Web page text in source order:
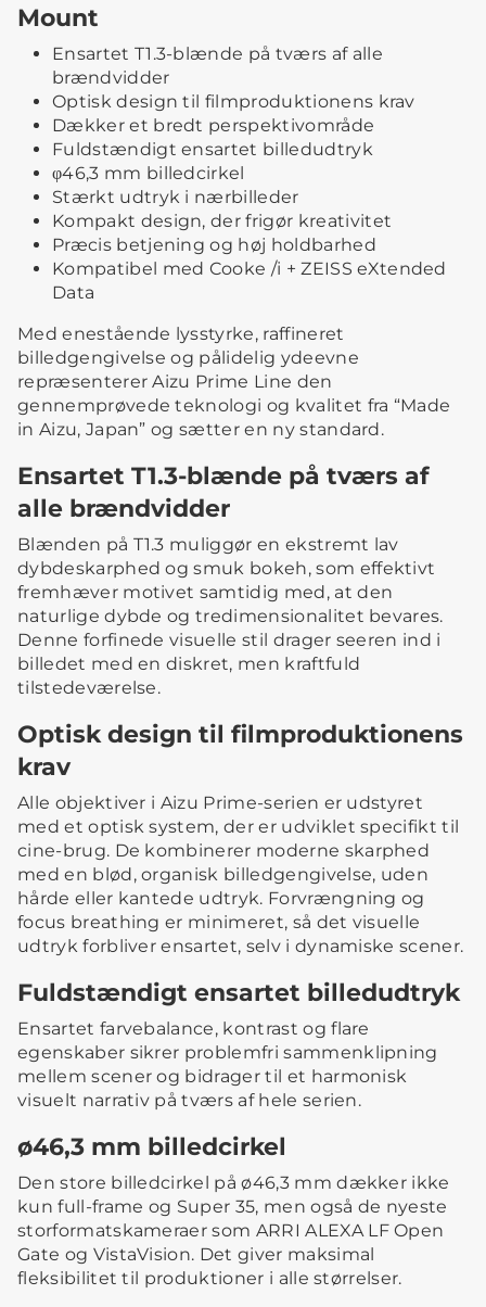
Mount
Ensartet T1.3-blænde på tværs af alle
brændvidder
Optisk design til filmproduktionens krav
Dækker et bredt perspektivområde
Fuldstændigt ensartet billedudtryk
φ46,3 mm billedcirkel
Stærkt udtryk i nærbilleder
Kompakt design, der frigør kreativitet
Præcis betjening og høj holdbarhed
Kompatibel med Cooke /i + ZEISS eXtended
Data
Med enestående lysstyrke, raffineret
billedgengivelse og pålidelig ydeevne
repræsenterer Aizu Prime Line den
gennemprøvede teknologi og kvalitet fra “Made
in Aizu, Japan” og sætter en ny standard.
Ensartet T1.3-blænde på tværs af
alle brændvidder
Blænden på T1.3 muliggør en ekstremt lav
dybdeskarphed og smuk bokeh, som effektivt
fremhæver motivet samtidig med, at den
naturlige dybde og tredimensionalitet bevares.
Denne forfinede visuelle stil drager seeren ind i
billedet med en diskret, men kraftfuld
tilstedeværelse.
Optisk design til filmproduktionens
krav
Alle objektiver i Aizu Prime-serien er udstyret
med et optisk system, der er udviklet specifikt til
cine-brug. De kombinerer moderne skarphed
med en blød, organisk billedgengivelse, uden
hårde eller kantede udtryk. Forvrængning og
focus breathing er minimeret, så det visuelle
udtryk forbliver ensartet, selv i dynamiske scener.
Fuldstændigt ensartet billedudtryk
Ensartet farvebalance, kontrast og flare
egenskaber sikrer problemfri sammenklipning
mellem scener og bidrager til et harmonisk
visuelt narrativ på tværs af hele serien.
ø46,3 mm billedcirkel
Den store billedcirkel på ø46,3 mm dækker ikke
kun full-frame og Super 35, men også de nyeste
storformatskameraer som ARRI ALEXA LF Open
Gate og VistaVision. Det giver maksimal
fleksibilitet til produktioner i alle størrelser.